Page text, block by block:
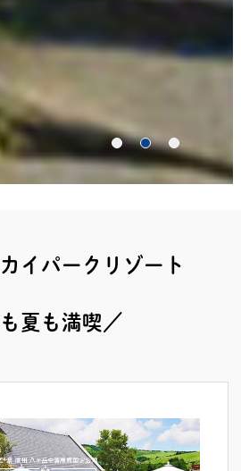
イパークリゾート
夏も満喫／